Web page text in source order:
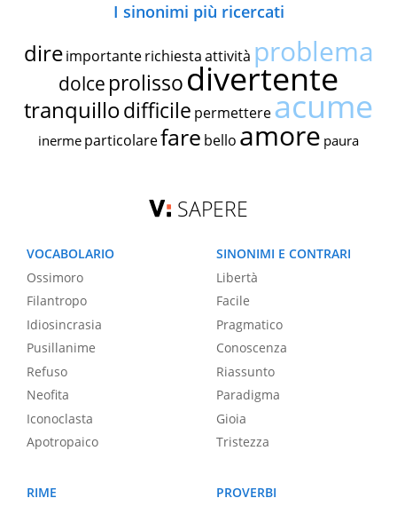
I sinonimi più ricercati
dire importante richiestaattività problema
dolce prolissodivertente
tranquillodifficile permettereacume
inerme particolarefare bello amore paura
SAPERE
VOCABOLARIO
Ossimoro
Filantropo
Idiosincrasia
Pusillanime
Refuso
Neofita
Iconoclasta
Apotropaico
SINONIMI E CONTRARI
Libertà
Facile
Pragmatico
Conoscenza
Riassunto
Paradigma
Gioia
Tristezza
RIME
PROVERBI